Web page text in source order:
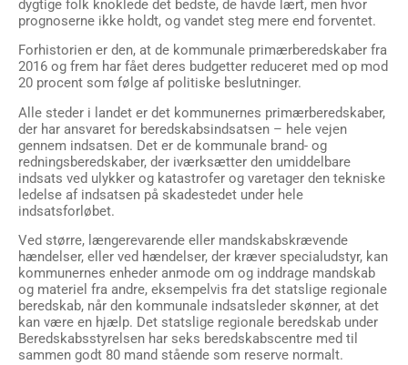
dygtige folk knoklede det bedste, de havde lært, men hvor
prognoserne ikke holdt, og vandet steg mere end forventet.
Forhistorien er den, at de kommunale primærberedskaber fra
2016 og frem har fået deres budgetter reduceret med op mod
20 procent som følge af politiske beslutninger.
Alle steder i landet er det kommunernes primærberedskaber,
der har ansvaret for beredskabsindsatsen – hele vejen
gennem indsatsen. Det er de kommunale brand- og
redningsberedskaber, der iværksætter den umiddelbare
indsats ved ulykker og katastrofer og varetager den tekniske
ledelse af indsatsen på skadestedet under hele
indsatsforløbet.
Ved større, længerevarende eller mandskabskrævende
hændelser, eller ved hændelser, der kræver specialudstyr, kan
kommunernes enheder anmode om og inddrage mandskab
og materiel fra andre, eksempelvis fra det statslige regionale
beredskab, når den kommunale indsatsleder skønner, at det
kan være en hjælp. Det statslige regionale beredskab under
Beredskabsstyrelsen har seks beredskabscentre med til
sammen godt 80 mand stående som reserve normalt.